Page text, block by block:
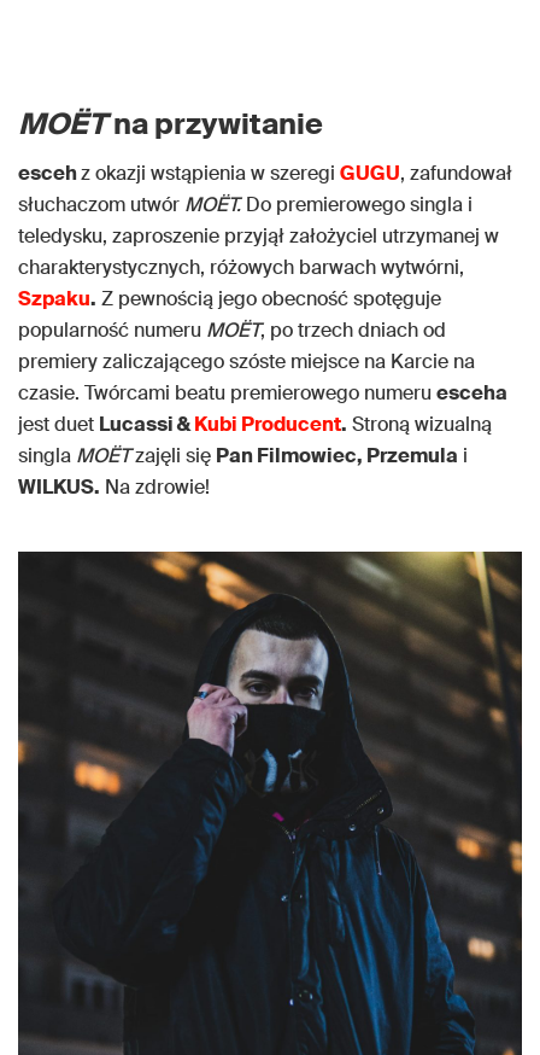
MOËTna przywitanie
escehz okazji wstąpienia w szeregi GUGU, zafundował
słuchaczom utwór MOËT.Do premierowego singla i
teledysku, zaproszenie przyjął założyciel utrzymanej w
charakterystycznych, różowych barwach wytwórni,
Szpaku. Z pewnością jego obecność spotęguje
popularność numeru MOËT, po trzech dniach od
premiery zaliczającego szóste miejsce na Karcie na
czasie. Twórcami beatu premierowego numeru esceha
jest duet Lucassi &Kubi Producent. Stroną wizualną
singla MOËTzajęli się Pan Filmowiec, Przemula i
WILKUS. Na zdrowie!